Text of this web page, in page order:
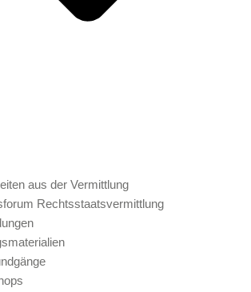
aus der Vermittlung
Rechtsstaatsvermittlung